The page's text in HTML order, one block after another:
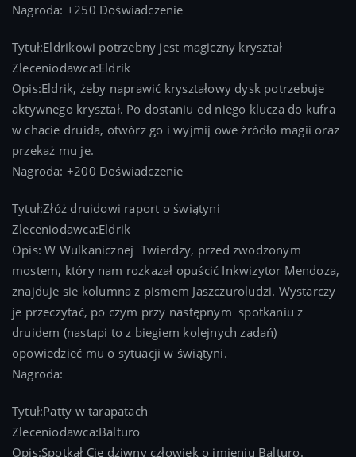
Nagroda: +250 Doświadczenie
Tytuł:Eldrikowi potrzebny jest magiczny kryształ
Zleceniodawca:Eldrik
Opis:Eldrik, żeby naprawić kryształowy dysk potrzebuje
aktywnego kryształ. Po dostaniu od niego klucza do kufra
w chacie druida, otwórz go i wyjmij owe źródło magii oraz
przekaż mu je.
Nagroda: +200 Doświadczenie
Tytuł:Złóż druidowi raport o świątyni
Zleceniodawca:Eldrik
Opis: W Wulkanicznej Twierdzy, przed zwodzonym
mostem, który nam rozkazał opuścić Inkwizytor Mendoza,
znajduje sie kolumna z pismem Jaszczuroludzi. Wystarczy
je przeczytać, po czym przy następnym spotkaniu z
druidem (nastąpi to z biegiem kolejnych zadań)
opowiedzieć mu o sytuacji w świątyni.
Nagroda:
Tytuł:Patty w tarapatach
Zleceniodawca:Balturo
Opis:Spotkał Cię dziwny człowiek o imieniu Balturo.